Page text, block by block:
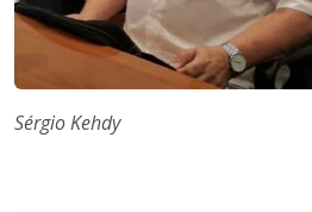
Sérgio Kehdy